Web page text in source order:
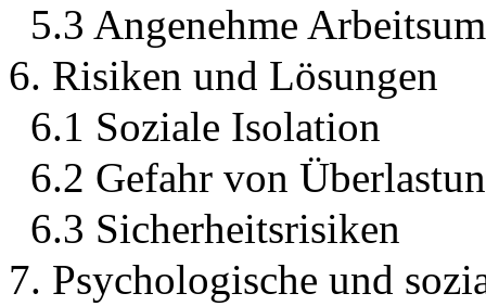
5.3 Angenehme
6. Risiken und Lösungen
6.1 Soziale Isolation
6.2 Gefahr von
6.3 Sicherheitsrisiken
7. Psychologische und